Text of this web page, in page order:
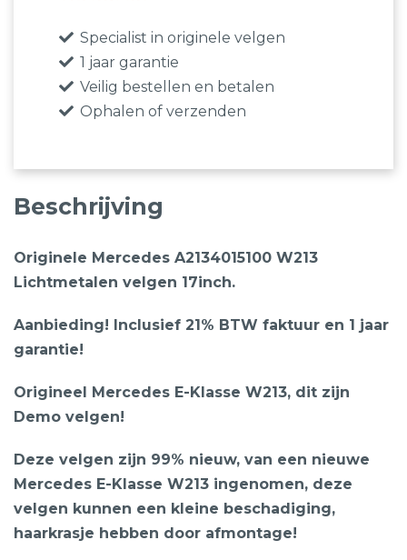
Specialist in originele velgen
1 jaar garantie
Veilig bestellen en betalen
Ophalen of verzenden
Beschrijving
Originele Mercedes A2134015100 W213
Lichtmetalen velgen 17inch.
Aanbieding! Inclusief 21% BTW faktuur en 1 jaar
garantie!
Origineel Mercedes E-Klasse W213, dit zijn
Demo velgen!
Deze velgen zijn 99% nieuw, van een nieuwe
Mercedes E-Klasse W213 ingenomen, deze
velgen kunnen een kleine beschadiging,
haarkrasje hebben door afmontage!